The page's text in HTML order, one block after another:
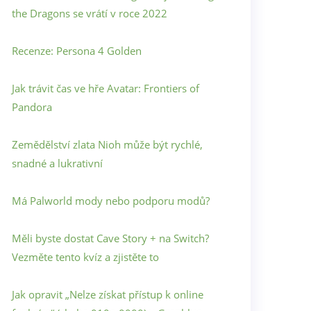
the Dragons se vrátí v roce 2022
Recenze: Persona 4 Golden
Jak trávit čas ve hře Avatar: Frontiers of
Pandora
Zemědělství zlata Nioh může být rychlé,
snadné a lukrativní
Má Palworld mody nebo podporu modů?
Měli byste dostat Cave Story + na Switch?
Vezměte tento kvíz a zjistěte to
Jak opravit „Nelze získat přístup k online